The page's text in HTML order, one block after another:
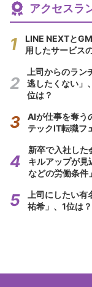
アクセスラ
LINE NEXTと
用したサービス
上司からのラ
逃したくない」
位は？
AIが仕事を奪
テックIT転職フ
新卒で入社し
キルアップが見
などの労働条件
上司にしたい
祐希」、1位は？